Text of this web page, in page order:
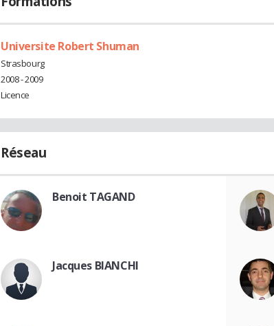
Universite Robert Shuman
Strasbourg
2008 - 2009
Licence
Réseau
Benoit TAGAND
Jacques BIANCHI